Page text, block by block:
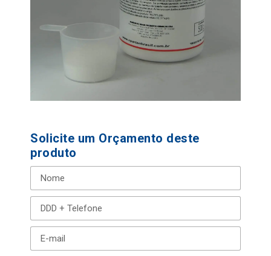
Solicite um Orçamento deste
produto